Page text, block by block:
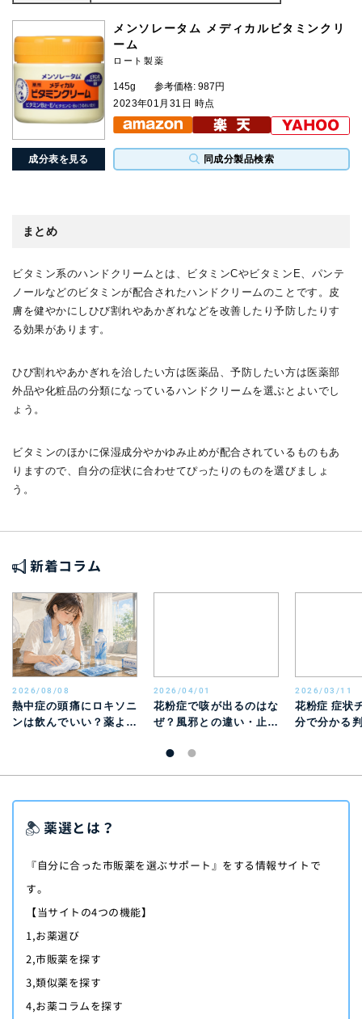
成分表を見る 同成分製品検索
メンソレータム メディカルビタミンクリ
ーム
ロート製薬
145g
参考価格: 987円
2023年01月31日 時点
まとめ
ビタミン系のハンドクリームとは、ビタミンCやビタミンE、パンテ
ノールなどのビタミンが配合されたハンドクリームのことです。皮
膚を健やかにしひび割れやあかぎれなどを改善したり予防したりす
る効果があります。
ひび割れやあかぎれを治したい方は医薬品、予防したい方は医薬部
外品や化粧品の分類になっているハンドクリームを選ぶとよいでし
ょう。
ビタミンのほかに保湿成分やかゆみ止めが配合されているものもあ
りますので、自分の症状に合わせてぴったりのものを選びましょ
う。
新着コラム
2026/08/08
熱中症の頭痛にロキソニ
ンは飲んでいい？薬より
2026/04/01
花粉症で咳が出るのはな
ぜ？風邪との違い・止ま
2026/03/11
花粉症 症状
分で分かる
薬選とは？
『自分に合った市販薬を選ぶサポート』をする情報サイトで
す。
【当サイトの4つの機能】
1,お薬選び
2,市販薬を探す
3,類似薬を探す
4,お薬コラムを探す